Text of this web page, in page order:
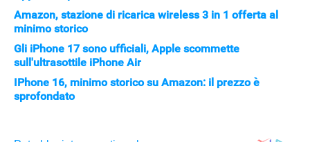
Amazon, stazione di ricarica wireless 3 in 1 offerta al
minimo storico
Gli iPhone 17 sono ufficiali, Apple scommette
sull'ultrasottile iPhone Air
IPhone 16, minimo storico su Amazon: il prezzo è
sprofondato